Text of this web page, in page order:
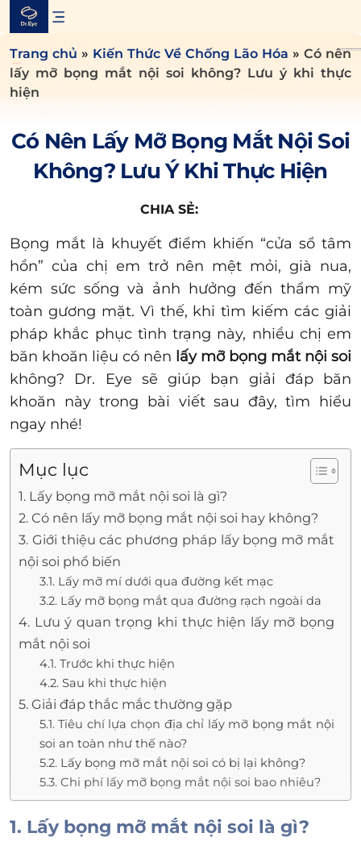
Skip
content
Trang chủ » Kiến Thức Về Chống Lão Hóa » Có nên
lấy mỡ bọng mắt nội soi không? Lưu ý khi thực
hiện
Có Nên Lấy Mỡ Bọng Mắt Nội Soi
Không? Lưu Ý Khi Thực Hiện
CHIA SẺ:
Bọng mắt là khuyết điểm khiến “cửa sổ tâm
hồn” của chị em trở nên mệt mỏi, già nua,
kém sức sống và ảnh hưởng đến thẩm mỹ
toàn gương mặt. Vì thế, khi tìm kiếm các giải
pháp khắc phục tình trạng này, nhiều chị em
băn khoăn liệu có nên lấy mỡ bọng mắt nội soi
không? Dr. Eye sẽ giúp bạn giải đáp băn
khoăn này trong bài viết sau đây, tìm hiểu
ngay nhé!
Mục lục
1. Lấy bọng mỡ mắt nội soi là gì?
2. Có nên lấy mỡ bọng mắt nội soi hay không?
3. Giới thiệu các phương pháp lấy bọng mỡ mắt
nội soi phổ biến
3.1. Lấy mỡ mí dưới qua đường kết mạc
3.2. Lấy mỡ bọng mắt qua đường rạch ngoài da
4. Lưu ý quan trọng khi thực hiện lấy mỡ bọng
mắt nội soi
4.1. Trước khi thực hiện
4.2. Sau khi thực hiện
5. Giải đáp thắc mắc thường gặp
5.1. Tiêu chí lựa chọn địa chỉ lấy mỡ bọng mắt nội
soi an toàn như thế nào?
5.2. Lấy bọng mỡ mắt nội soi có bị lại không?
5.3. Chi phí lấy mỡ bọng mắt nội soi bao nhiêu?
1. Lấy bọng mỡ mắt nội soi là gì?